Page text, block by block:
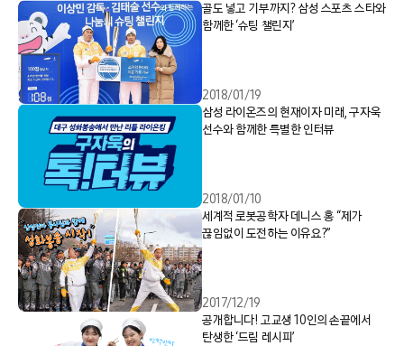
골도 넣고 기부까지? 삼성 스포츠 스타와
함께한 ‘슈팅 챌린지’
2018/01/19
삼성 라이온즈의 현재이자 미래, 구자욱
선수와 함께한 특별한 인터뷰
2018/01/10
세계적 로봇공학자 데니스 홍 “제가
끊임없이 도전하는 이유요?”
2017/12/19
공개합니다! 고교생 10인의 손끝에서
탄생한 ‘드림 레시피’